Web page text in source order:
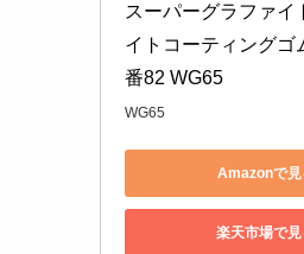
スーパーグラファイ
イトコーティングゴ
番82 WG65
WG65
Amazonで見
楽天市場で見